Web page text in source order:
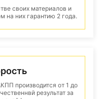
своих материалов и
на них гарантию 2 года.
производится от 1 до
результат за